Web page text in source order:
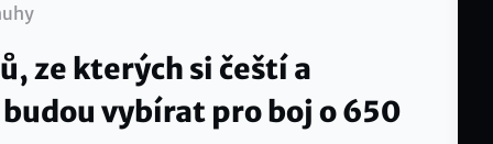
ze kterých si čeští a
vybírat pro boj o 650